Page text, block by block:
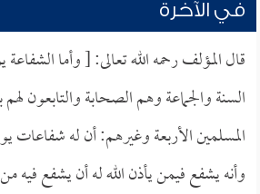
في الآخرة
قال المؤلف رحمه الله تعالى: [ وأما
السنة والجماعة وهم الصحابة والتابعون
المسلمين الأربعة وغيرهم: أن له شفاعات
وأنه يشفع فيمن يأذن الله له أن يشفع فيه